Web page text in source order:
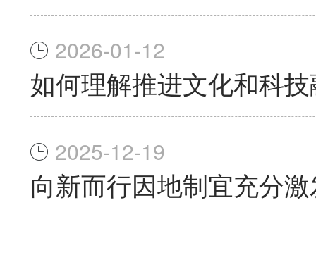
2026-01-12
如何理解推进文化和科
2025-12-19
向新而行因地制宜充分